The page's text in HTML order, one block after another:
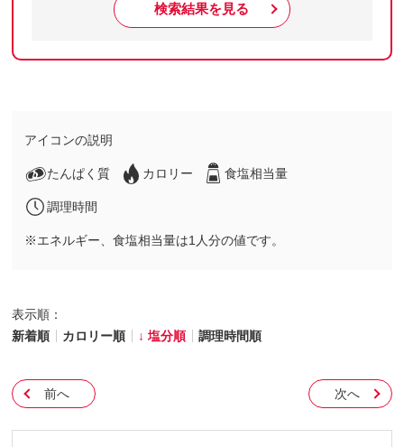
検索結果を見る
アイコンの説明
たんぱく質 カロリー 食塩相当量
調理時間
※エネルギー、食塩相当量は1人分の値です。
表示順：
新着順
カロリー順 塩分順 調理時間順
前へ 次へ